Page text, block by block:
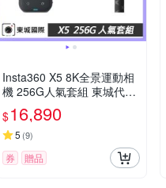
Insta360 X5 8K全景運動相
機 256G人氣套組 東城代理
公司貨
$16,890
5 (9)
券 贈品